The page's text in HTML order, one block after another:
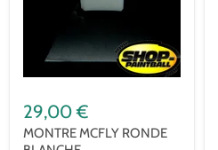
29,00 €
MONTRE MCFLY RONDE